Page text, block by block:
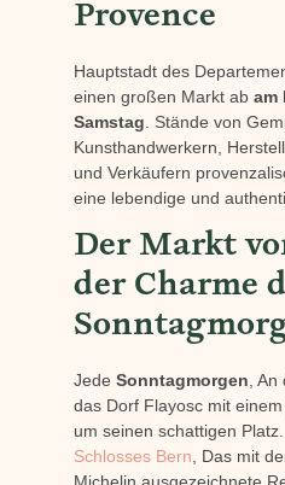
Provence
Hauptstadt des
einen großen Markt ab am
Samstag . Stände von
Kunsthandwerkern,
und Verkäufern
eine lebendige und
Der Markt
der Charme
Jede Sonntagmorgen ,
das Dorf Flayosc mit
um seinen schattigen
Schlosses Bern , Das mit